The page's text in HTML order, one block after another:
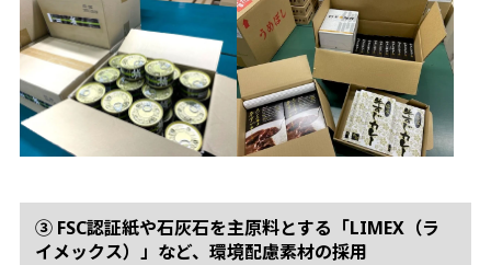
③ FSC認証紙や石灰石を主原料とする「LIMEX（ラ
イメックス）」など、環境配慮素材の採用